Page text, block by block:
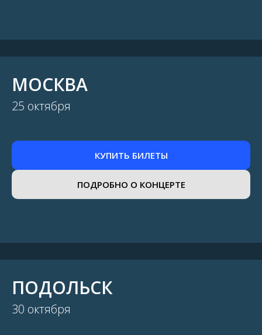
МОСКВА
25 октября
КУПИТЬ БИЛЕТЫ
ПОДРОБНО О КОНЦЕРТЕ
ПОДОЛЬСК
30 октября